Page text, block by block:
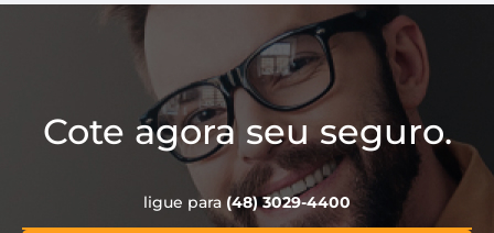
Cote agora seu seguro.
ligue para (48) 3029-4400